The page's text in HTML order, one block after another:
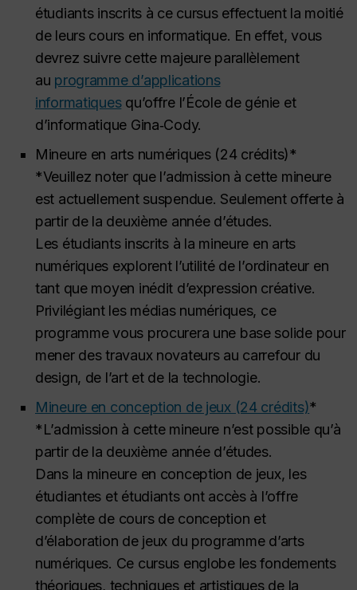
étudiants inscrits à ce cursus effectuent la moitié
de leurs cours en informatique. En effet, vous
devrez suivre cette majeure parallèlement
au programme d’applications
informatiquesqu’offre l’École de génie et
d’informatique Gina‑Cody.
Mineure en arts numériques (24 crédits)*
*Veuillez noter que l’admission à cette mineure
est actuellement suspendue. Seulement offerte à
partir de la deuxième année d’études.
Les étudiants inscrits à la mineure en arts
numériques explorent l’utilité de l’ordinateur en
tant que moyen inédit d’expression créative.
Privilégiant les médias numériques, ce
programme vous procurera une base solide pour
mener des travaux novateurs au carrefour du
design, de l’art et de la technologie.
Mineure en conception de jeux (24 crédits)*
*L’admission à cette mineure n’est possible qu’à
partir de la deuxième année d’études.
Dans la mineure en conception de jeux, les
étudiantes et étudiants ont accès à l’offre
complète de cours de conception et
d’élaboration de jeux du programme d’arts
numériques. Ce cursus englobe les fondements
théoriques, techniques et artistiques de la